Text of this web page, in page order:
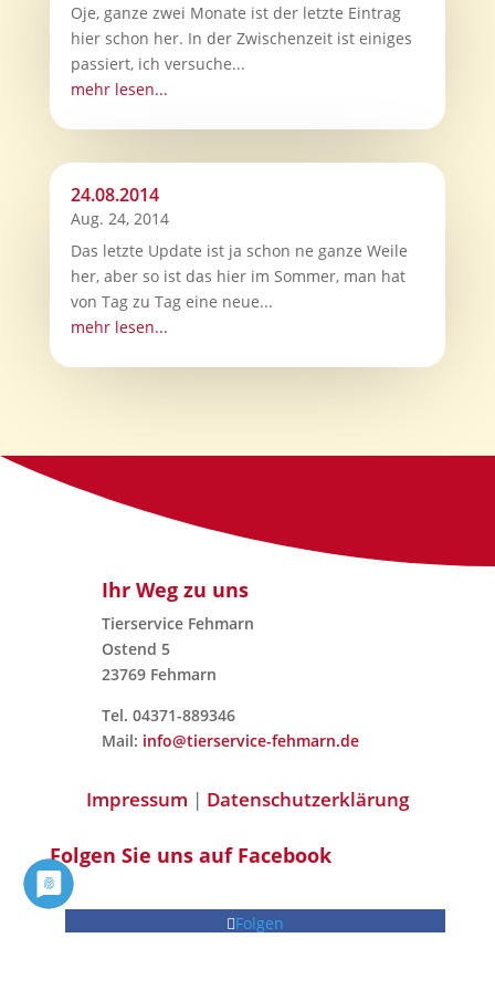
Oje, ganze zwei Monate ist der letzte Eintrag
hier schon her. In der Zwischenzeit ist einiges
passiert, ich versuche...
mehr lesen...
24.08.2014
Aug. 24, 2014
Das letzte Update ist ja schon ne ganze Weile
her, aber so ist das hier im Sommer, man hat
von Tag zu Tag eine neue...
mehr lesen...
Ihr Weg zu uns
Tierservice Fehmarn
Ostend 5
23769 Fehmarn
Tel. 04371-889346
Mail: info@tierservice-fehmarn.de
Impressum | Datenschutzerklärung
Folgen Sie uns auf Facebook
Folgen